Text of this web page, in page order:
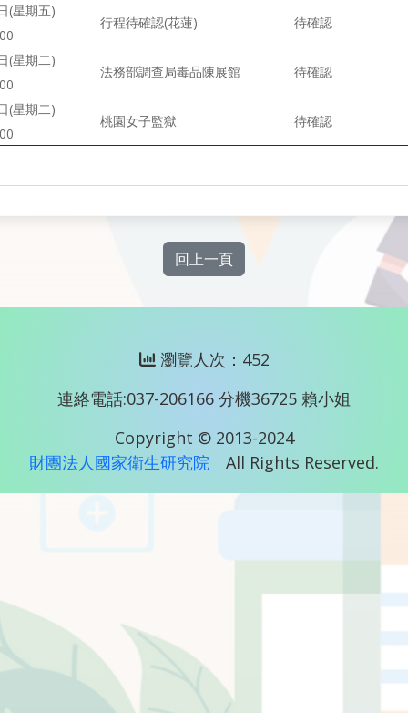
(星期五)
行程待確認(花蓮) 待確認
(星期二)
法務部調查局毒品陳展館 待確認
(星期二)
桃園女子監獄 待確認
回上一頁
瀏覽人次：452
連絡電話:037-206166 分機36725 賴小姐
Copyright © 2013-2024
財團法人國家衛生研究院
All Rights Reserved.